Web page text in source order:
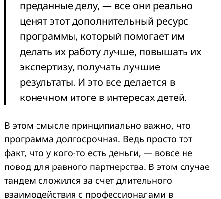
преданные делу, — все они реально
ценят этот дополнительный ресурс
программы, который помогает им
делать их работу лучше, повышать их
экспертизу, получать лучшие
результаты. И это все делается в
конечном итоге в интересах детей.
В этом смысле принципиально важно, что
программа долгосрочная. Ведь просто тот
факт, что у кого-то есть деньги, — вовсе не
повод для равного партнерства. В этом случае
тандем сложился за счет длительного
взаимодействия с профессионалами в